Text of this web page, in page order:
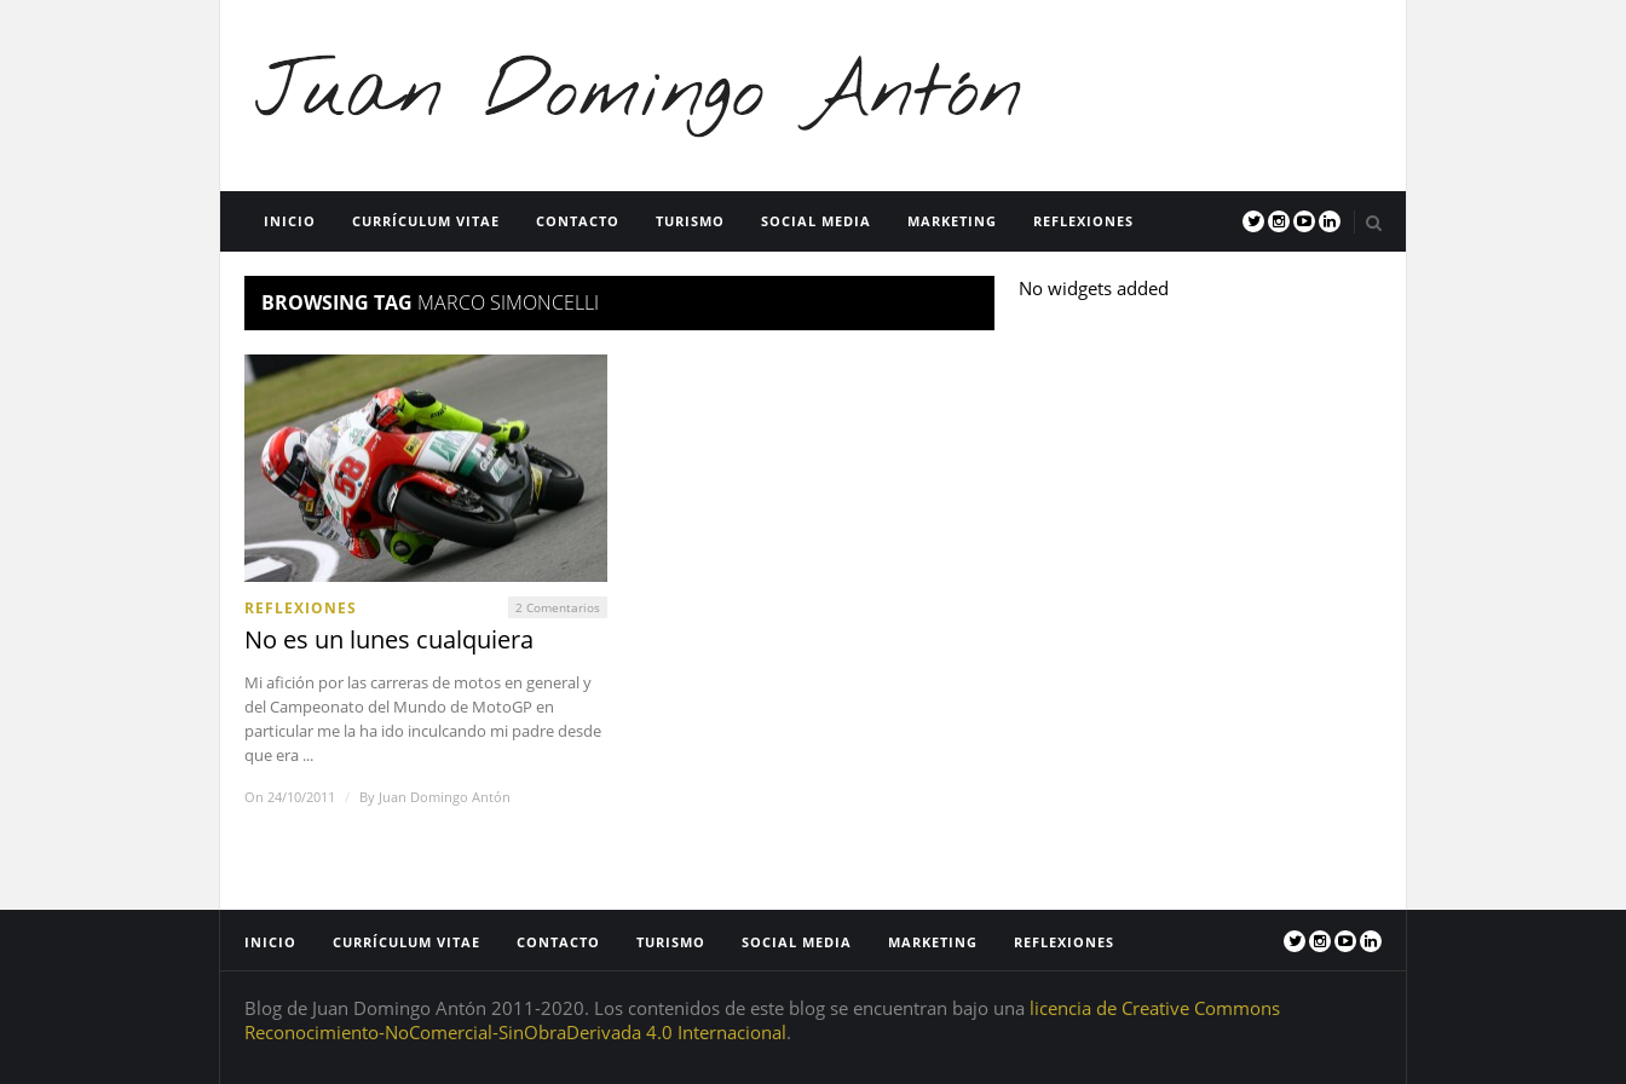
INICIO CURRÍCULUM VITAE CONTACTO TURISMO SOCIAL MEDIA MARKETING REFLEXIONES
BROWSING TAG MARCO SIMONCELLI
REFLEXIONES 2 Comentarios
No es un lunes cualquiera
Mi afición por las carreras de motos en general y
del Campeonato del Mundo de MotoGP en
particular me la ha ido inculcando mi padre desde
que era ...
On 24/10/2011 / By Juan Domingo Antón
No widgets added
INICIO CURRÍCULUM VITAE CONTACTO TURISMO SOCIAL MEDIA MARKETING REFLEXIONES
Blog de Juan Domingo Antón 2011-2020. Los contenidos de este blog se encuentran bajo una licencia de Creative Commons
Reconocimiento-NoComercial-SinObraDerivada 4.0 Internacional.